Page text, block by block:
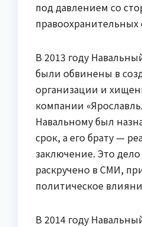
под давлением со
правоохранительных
В 2013 году
были обвинены в
организации и
компании
Навальному был
срок, а его брату —
заключение. Это
раскручено в СМИ,
политическое
В 2014 году